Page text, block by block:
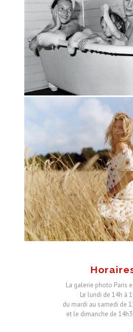
La galerie photo Paris
Le lundi de 14h à
du mardi au samedi de
et le dimanche de